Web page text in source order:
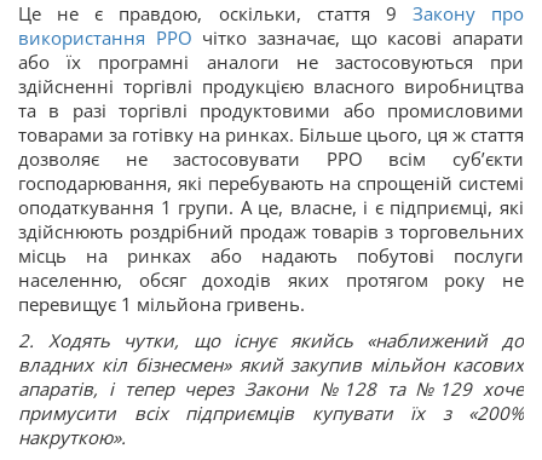
Це не є правдою, оскільки, стаття 9 Закону про
використання РРО чітко зазначає, що касові апарати
або їх програмні аналоги не застосовуються при
здійсненні торгівлі продукцією власного виробництва
та в разі торгівлі продуктовими або промисловими
товарами за готівку на ринках. Більше цього, ця ж стаття
дозволяє не застосовувати РРО всім суб’єкти
господарювання, які перебувають на спрощеній системі
оподаткування 1 групи. А це, власне, і є підприємці, які
здійснюють роздрібний продаж товарів з торговельних
місць на ринках або надають побутові послуги
населенню, обсяг доходів яких протягом року не
перевищує 1 мільйона гривень.
2. Ходять чутки, що існує якийсь «наближений до
владних кіл бізнесмен» який закупив мільйон касових
апаратів, і тепер через Закони №128 та №129 хоче
примусити всіх підприємців купувати їх з «200%
накруткою».